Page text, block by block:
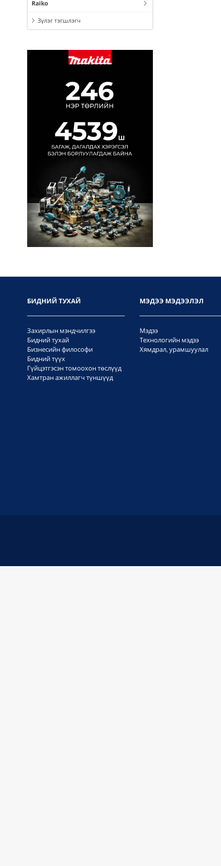
Raiko
Зүлэг тэгшлэгч
БИДНИЙ ТУХАЙ
Захирлын мэндчилгээ
Бидний тухай
Бизнесийн философи
Бидний түүх
Гүйцэтгэсэн томоохон төслүүд
Хамтран ажиллагч түншүүд
МЭДЭЭ МЭДЭЭЛЭЛ
Мэдээ
Технологийн мэдээ
Хямдрал, урамшуулал